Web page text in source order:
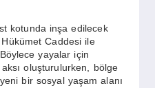
kotunda inşa edilecek
Caddesi ile
yayalar için
oluşturulurken, bölge
bir sosyal yaşam alanı